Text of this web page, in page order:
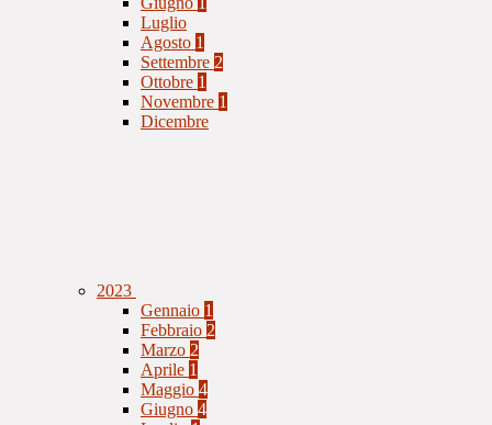
Luglio
Agosto 1
Settembre 2
Ottobre 1
Novembre 1
Dicembre
2023
Gennaio 1
Febbraio 2
Marzo 2
Aprile 1
Maggio 4
Giugno 4